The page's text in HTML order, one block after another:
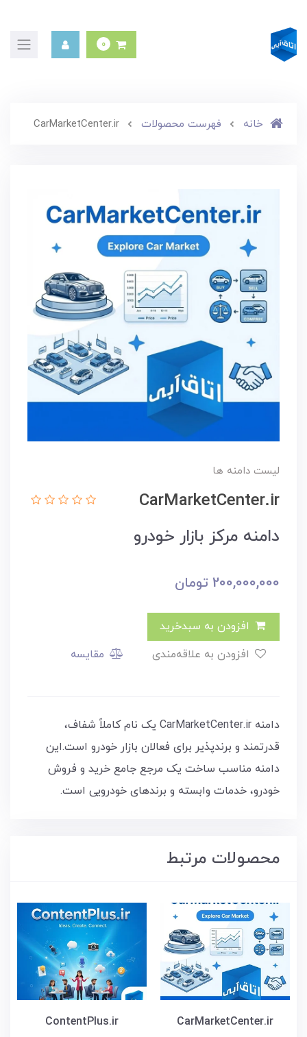
0
خانه فهرست محصولات CarMarketCenter.ir
لیست دامنه ها
CarMarketCenter.ir
دامنه مرکز بازار خودرو
200,000,000 تومان
مقایسه
دامنه CarMarketCenter.ir یک نام کاملاً شفاف،
قدرتمند و برندپذیر برای فعالان بازار خودرو است.این
دامنه مناسب ساخت یک مرجع جامع خرید و فروش
خودرو، خدمات وابسته و برندهای خودرویی است.
محصولات مرتبط
ContentPlus.ir
CarMarketCenter.ir